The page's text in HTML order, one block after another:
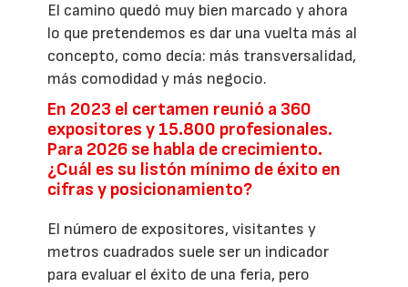
El camino quedó muy bien marcado y ahora
lo que pretendemos es dar una vuelta más al
concepto, como decía: más transversalidad,
más comodidad y más negocio.
En 2023 el certamen reunió a 360
expositores y 15.800 profesionales.
Para 2026 se habla de crecimiento.
¿Cuál es su listón mínimo de éxito en
cifras y posicionamiento?
El número de expositores, visitantes y
metros cuadrados suele ser un indicador
para evaluar el éxito de una feria, pero